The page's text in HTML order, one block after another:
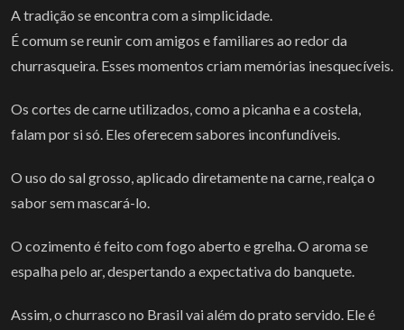
A tradição se encontra com a simplicidade.
É comum se reunir com amigos e familiares ao redor da
churrasqueira. Esses momentos criam memórias inesquecíveis.
Os cortes de carne utilizados, como a picanha e a costela,
falam por si só. Eles oferecem sabores inconfundíveis.
O uso do sal grosso, aplicado diretamente na carne, realça o
sabor sem mascará-lo.
O cozimento é feito com fogo aberto e grelha. O aroma se
espalha pelo ar, despertando a expectativa do banquete.
Assim, o churrasco no Brasil vai além do prato servido. Ele é